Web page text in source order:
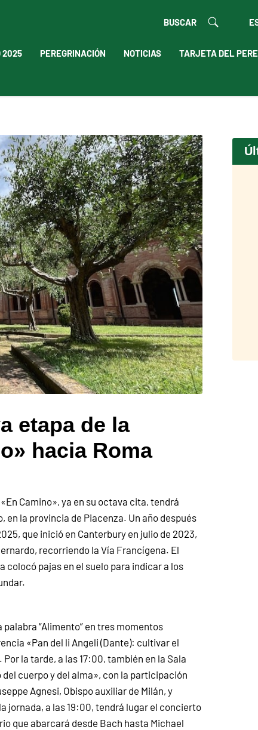
BUSCAR
2025 PEREGRINACIÓN NOTICIAS TARJETA DEL
etapa de la
hacia Roma
Camino», ya en su octava cita, tendrá
en la provincia de Piacenza. Un año después
que inició en Canterbury en julio de 2023,
recorriendo la Vía Francígena. El
colocó pajas en el suelo para indicar a los
“Alimento” en tres momentos
«Pan del li Angeli (Dante): cultivar el
la tarde, a las 17:00, también en la Sala
cuerpo y del alma», con la participación
Agnesi, Obispo auxiliar de Milán, y
jornada, a las 19:00, tendrá lugar el concierto
que abarcará desde Bach hasta Michael